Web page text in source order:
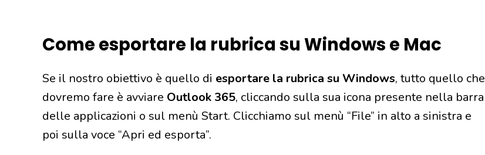
Come esportare la rubrica su Windows e Mac
Se il nostro obiettivo è quello di esportare la rubrica su Windows, tutto quello che
dovremo fare è avviare Outlook 365, cliccando sulla sua icona presente nella barra
delle applicazioni o sul menù Start. Clicchiamo sul menù “File” in alto a sinistra e
poi sulla voce “Apri ed esporta”.